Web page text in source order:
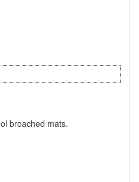
broached mats.